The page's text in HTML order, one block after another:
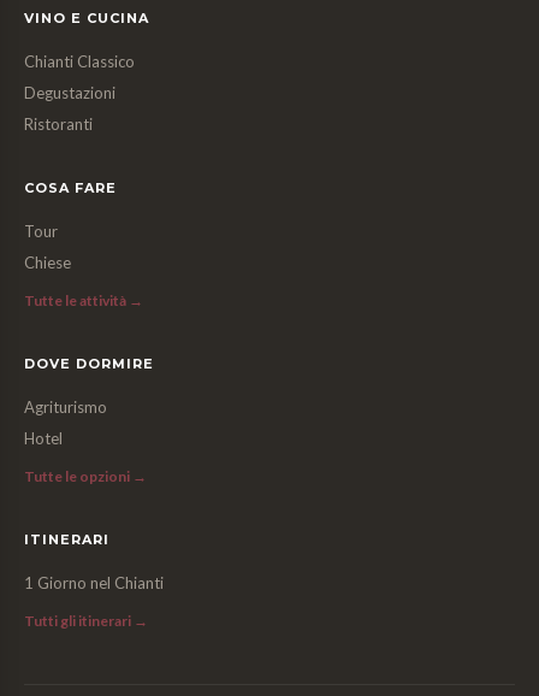
VINO E CUCINA
Chianti Classico
Degustazioni
Ristoranti
COSA FARE
Tour
Chiese
Tutte le attività →
DOVE DORMIRE
Agriturismo
Hotel
Tutte le opzioni →
ITINERARI
1 Giorno nel Chianti
Tutti gli itinerari →